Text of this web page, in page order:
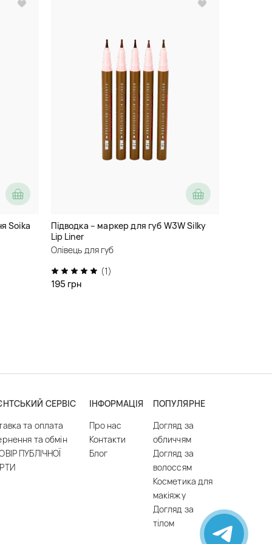
Soika
Підводка – маркер для губ W3W Silky
Lip Liner
Олівець для губ
(1)
195 грн
СЕРВІС
та оплата
та обмін
ПУБЛІЧНОЇ
ІНФОРМАЦІЯ
Про нас
Контакти
Блог
ПОПУЛЯРНЕ
Догляд за
обличчям
Догляд за
волоссям
Косметика для
макіяжу
Догляд за
тілом